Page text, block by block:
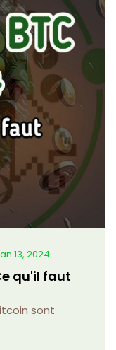
13, 2024
qu'il faut
sont